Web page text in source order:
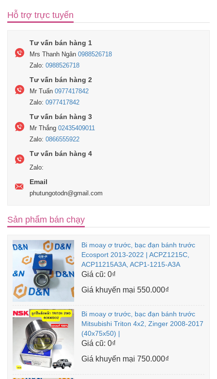
Hỗ trợ trực tuyến
Tư vấn bán hàng 1
Mrs Thanh Ngân 0988526718
Zalo: 0988526718
Tư vấn bán hàng 2
Mr Tuấn 0977417842
Zalo: 0977417842
Tư vấn bán hàng 3
Mr Thắng 02435409011
Zalo: 0866555922
Tư vấn bán hàng 4
Zalo:
Email
phutungotodn@gmail.com
Sản phẩm bán chạy
Bi moay ơ trước, bạc đạn bánh trước
Ecosport 2013-2022 | ACPZ1215C,
ACP11215A3A, ACP1-1215-A3A
Giá cũ: 0₫
Giá khuyến mại 550.000₫
Bi moay ơ trước, bạc đạn bánh trước
Mitsubishi Triton 4x2, Zinger 2008-2017
(40x75x50) |
Giá cũ: 0₫
Giá khuyến mại 750.000₫